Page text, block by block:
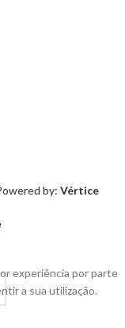
by: Vértice
experiência por parte
a sua utilização.